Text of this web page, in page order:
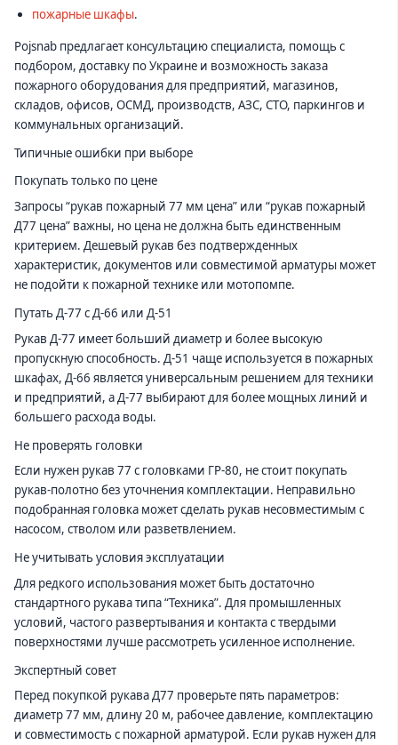
пожарные шкафы.
Pojsnab предлагает консультацию специалиста, помощь с
подбором, доставку по Украине и возможность заказа
пожарного оборудования для предприятий, магазинов,
складов, офисов, ОСМД, производств, АЗС, СТО, паркингов и
коммунальных организаций.
Типичные ошибки при выборе
Покупать только по цене
Запросы “рукав пожарный 77 мм цена” или “рукав пожарный
Д77 цена” важны, но цена не должна быть единственным
критерием. Дешевый рукав без подтвержденных
характеристик, документов или совместимой арматуры может
не подойти к пожарной технике или мотопомпе.
Путать Д-77 с Д-66 или Д-51
Рукав Д-77 имеет больший диаметр и более высокую
пропускную способность. Д-51 чаще используется в пожарных
шкафах, Д-66 является универсальным решением для техники
и предприятий, а Д-77 выбирают для более мощных линий и
большего расхода воды.
Не проверять головки
Если нужен рукав 77 с головками ГР-80, не стоит покупать
рукав-полотно без уточнения комплектации. Неправильно
подобранная головка может сделать рукав несовместимым с
насосом, стволом или разветвлением.
Не учитывать условия эксплуатации
Для редкого использования может быть достаточно
стандартного рукава типа “Техника”. Для промышленных
условий, частого развертывания и контакта с твердыми
поверхностями лучше рассмотреть усиленное исполнение.
Экспертный совет
Перед покупкой рукава Д77 проверьте пять параметров:
диаметр 77 мм, длину 20 м, рабочее давление, комплектацию
и совместимость с пожарной арматурой. Если рукав нужен для